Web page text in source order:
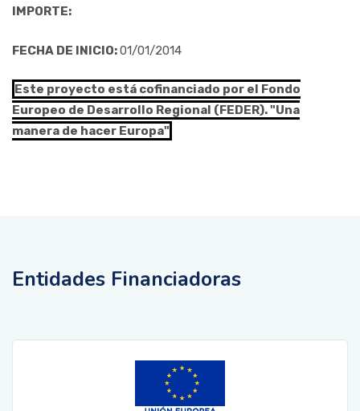
IMPORTE:
FECHA DE INICIO:01/01/2014
Este proyecto está cofinanciado por el Fondo
Europeo de Desarrollo Regional (FEDER). "Una
manera de hacer Europa"
Entidades Financiadoras